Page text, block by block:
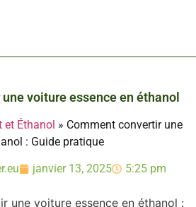
voiture essence en éthanol
et Éthanol » Comment convertir une
: Guide pratique
janvier 13, 2025
5:25 pm